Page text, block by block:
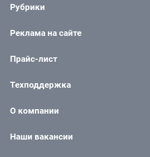
Рубрики
Реклама на сайте
Прайс-лист
Техподдержка
О компании
Наши вакансии